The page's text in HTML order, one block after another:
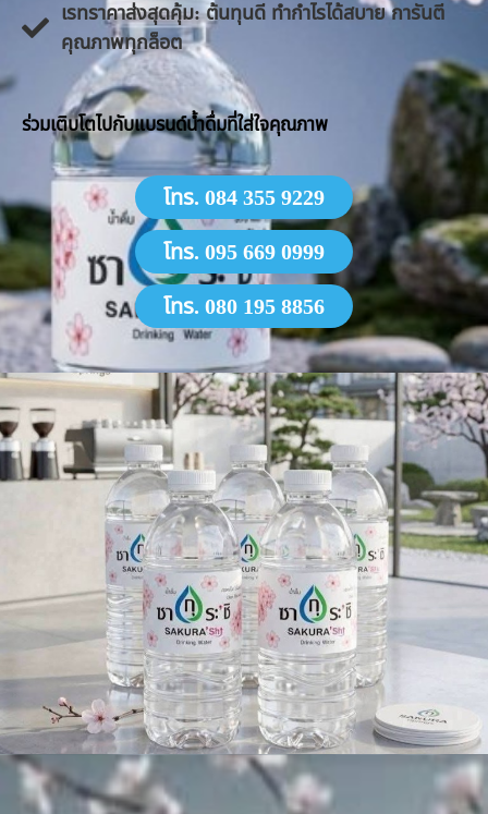
​เรทราคาส่งสุดคุ้ม: ต้นทุนดี ทำกำไรได้สบาย การันตี
คุณภาพทุกล็อต
​ร่วมเติบโตไปกับแบรนด์น้ำดื่มที่ใส่ใจคุณภาพ
โทร. 084 355 9229
โทร. 095 669 0999
โทร. 080 195 8856